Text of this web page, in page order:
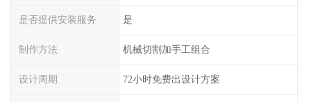
是否提供安装服务 是
制作方法 机械切割加手工组合
设计周期 72小时免费出设计方案